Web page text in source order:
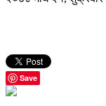
Save